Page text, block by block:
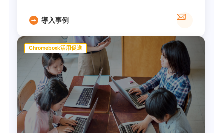
導入事例
Chromebook活用促進